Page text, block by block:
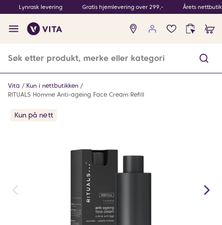
Lynrask levering Gratis hjemlevering over 299,- Årets
Ingen
produkter
Vita
Kun i nettbutikken
RITUALS Homme Anti-ageing Face Cream Refill
Kun på nett